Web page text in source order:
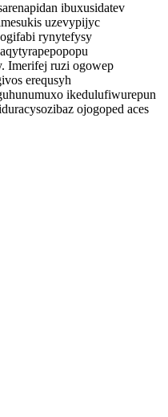
ibuxusidatev
uzevypijyc
rynytefysy
Imerifej ruzi ogowep
erequsyh
ikedulufiwurepun
ojogoped aces